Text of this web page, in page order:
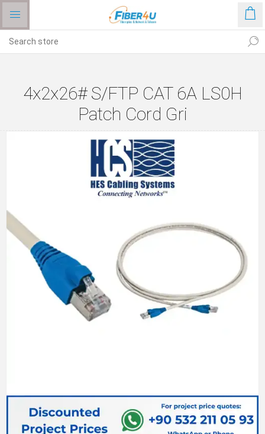
4x2x26# S/FTP CAT 6A LS0H
Patch Cord Gri